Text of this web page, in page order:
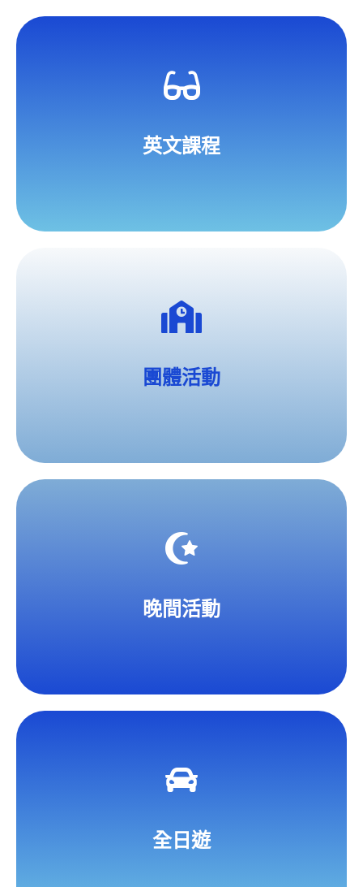
英文課程
英文課程
每週一 / 三 / 四 / 六
團體活動
團體活動
Movement Activity / Off Site Activity
SFU校園探險/
晚間活動
晚間活動
Carnival / Disco
全日遊
全日遊
溫哥華經典地標/科學中心/郊外自然景觀/水上運動遊